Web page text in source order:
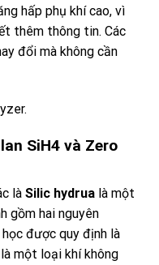
hấp phụ khí cao, vì
thêm thông tin. Các
đổi mà không cần
SiH4 và Zero
là Silic hydrua là một
gồm hai nguyên
được quy định là
một loại khí không